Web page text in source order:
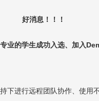
好消息！！！
业的学生成功入选、加入
下进行远程团队协作、使用